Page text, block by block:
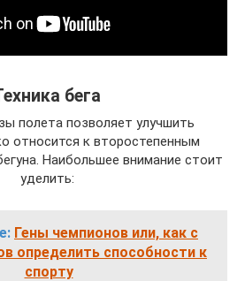
бега
полета позволяет улучшить
относится к второстепенным
Наибольшее внимание стоит
уделить:
Гены чемпионов или, как с
определить способности к
спорту